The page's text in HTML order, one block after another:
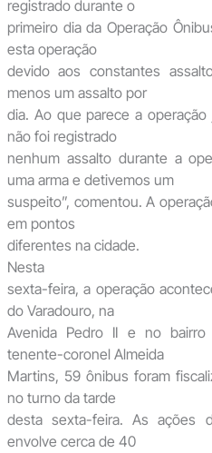
registrado durante o
primeiro dia da Operação
esta operação
devido aos constantes
menos um assalto por
dia. Ao que parece a
não foi registrado
nenhum assalto durante a
uma arma e detivemos um
suspeito”, comentou. A
em pontos
diferentes na cidade.
Nesta
sexta-feira, a operação
do Varadouro, na
Avenida Pedro II e no
tenente-coronel Almeida
Martins, 59 ônibus foram
no turno da tarde
desta sexta-feira. As ações
envolve cerca de 40